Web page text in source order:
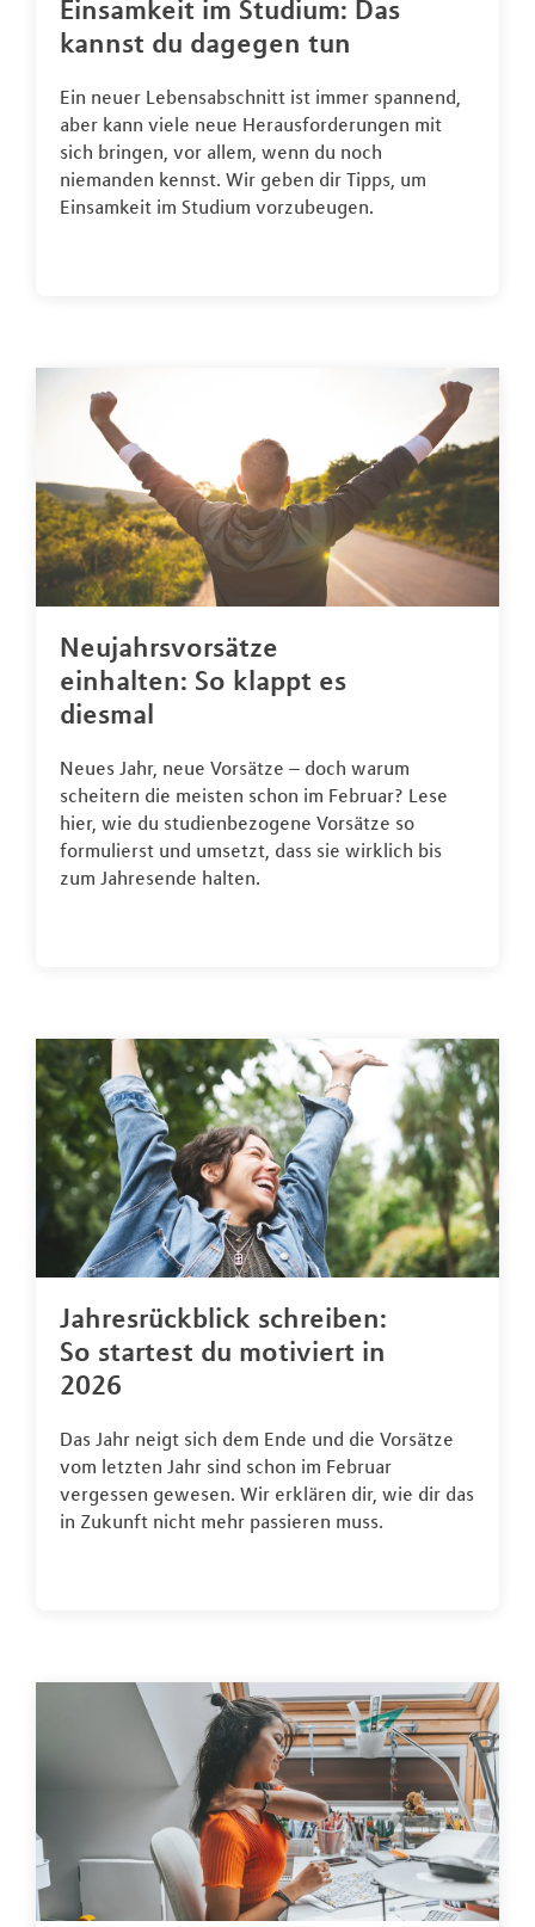
Einsamkeit im Studium: Das
kannst du dagegen tun
Ein neuer Lebensabschnitt ist immer spannend,
aber kann viele neue Herausforderungen mit
sich bringen, vor allem, wenn du noch
niemanden kennst. Wir geben dir Tipps, um
Einsamkeit im Studium vorzubeugen.
Neujahrsvorsätze
einhalten: So klappt es
diesmal
Neues Jahr, neue Vorsätze – doch warum
scheitern die meisten schon im Februar? Lese
hier, wie du studienbezogene Vorsätze so
formulierst und umsetzt, dass sie wirklich bis
zum Jahresende halten.
Jahresrückblick schreiben:
So startest du motiviert in
2026
Das Jahr neigt sich dem Ende und die Vorsätze
vom letzten Jahr sind schon im Februar
vergessen gewesen. Wir erklären dir, wie dir das
in Zukunft nicht mehr passieren muss.